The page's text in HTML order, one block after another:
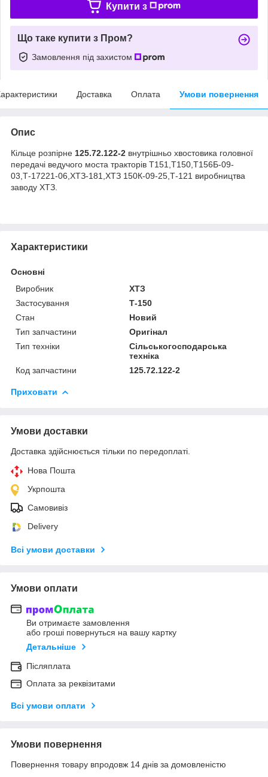
Купити з
Що таке купити з Пром?
Замовлення під захистом
Доставка Оплата Умови повернення
Опис
Кільце розпірне 125.72.122-2 внутрішньо хвостовика головної
передачі ведучого моста тракторів Т151,Т150,Т156Б-09-
03,Т-17221-06,ХТЗ-181,ХТЗ 150К-09-25,Т-121 виробництва
заводу ХТЗ.
Характеристики
Основні
Виробник
ХТЗ
Застосування
Т-150
Стан
Новий
Тип запчастини
Оригінал
Тип техніки
Сільськогосподарська
техніка
Код запчастини
125.72.122-2
Приховати
Умови доставки
Доставка здійснюється тільки по передоплаті.
Нова Пошта
Укрпошта
Самовивіз
Delivery
Всі умови доставки
Умови оплати
Ви отримаєте замовлення
або гроші повернуться на вашу картку
Детальніше
Післяплата
Оплата за реквізитами
Всі умови оплати
Умови повернення
Повернення товару впродовж 14 днів за домовленістю